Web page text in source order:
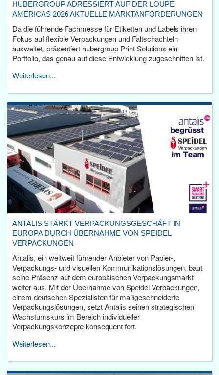
HUBERGROUP ADRESSIERT AUF DER LOUPE
AMERICAS 2026 AKTUELLE MARKTANFORDERUNGEN
Da die führende Fachmesse für Etiketten und Labels ihren
Fokus auf flexible Verpackungen und Faltschachteln
ausweitet, präsentiert hubergroup Print Solutions ein
Portfolio, das genau auf diese Entwicklung zugeschnitten ist.
Weiterlesen...
ANTALIS STÄRKT VERPACKUNGSGESCHÄFT IN
EUROPA DURCH ÜBERNAHME VON SPEIDEL
VERPACKUNGEN
Antalis, ein weltweit führender Anbieter von Papier-,
Verpackungs- und visuellen Kommunikationslösungen, baut
seine Präsenz auf dem europäischen Verpackungsmarkt
weiter aus. Mit der Übernahme von Speidel Verpackungen,
einem deutschen Spezialisten für maßgeschneiderte
Verpackungslösungen, setzt Antalis seinen strategischen
Wachstumskurs im Bereich individueller
Verpackungskonzepte konsequent fort.
Weiterlesen...